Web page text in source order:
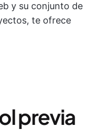
y su conjunto de
te ofrece
previa